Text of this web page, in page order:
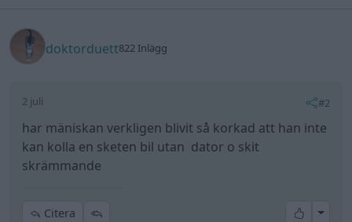
doktorduett822 Inlägg
2 juli #2
har mäniskan verkligen blivit så korkad att han inte
kan kolla en sketen bil utan dator o skit
skrämmande
Citera All